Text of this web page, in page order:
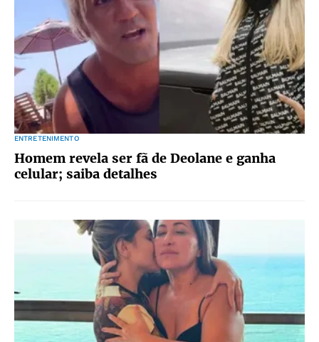
ENTRETENIMENTO
Homem revela ser fã de Deolane e ganha
celular; saiba detalhes